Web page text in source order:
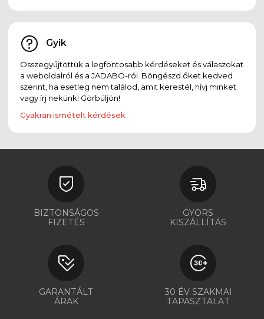
Gyik
Összegyűjtöttük a legfontosabb kérdéseket és válaszokat
a weboldalról és a JADABO-ról. Böngészd őket kedved
szerint, ha esetleg nem találod, amit kerestél, hívj minket
vagy írj nekünk! Görbüljön!
Gyakran ismételt kérdések
BIZTONSÁGOS
FIZETÉS
GYORS
KISZÁLLÍTÁS
GARANTÁLT
ÁRAK
30 ÉV SZAKMAI
TAPASZTALAT